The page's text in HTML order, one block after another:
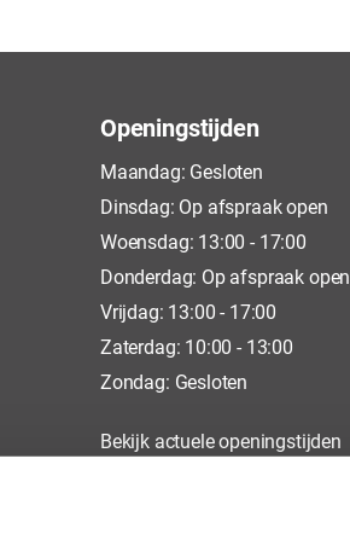
Openingstijden
Maandag: Gesloten
Dinsdag: Op afspraak open
Woensdag: 13:00 - 17:00
Donderdag: Op afspraak open
Vrijdag: 13:00 - 17:00
Zaterdag: 10:00 - 13:00
Zondag: Gesloten
Bekijk actuele openingstijden